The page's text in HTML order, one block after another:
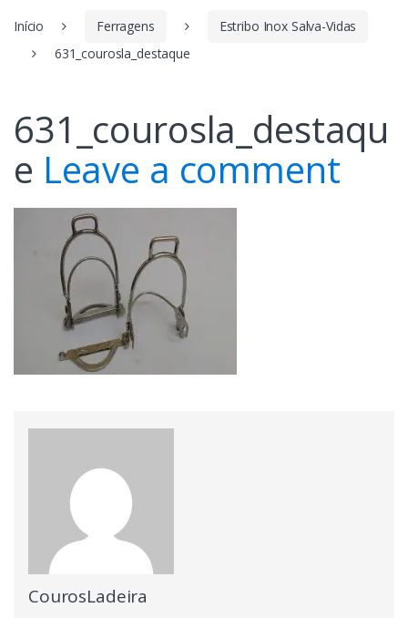
Início Ferragens
Estribo Inox Salva-Vidas
631_courosla_destaque
631_courosla_destaqu
e Leave a comment
CourosLadeira